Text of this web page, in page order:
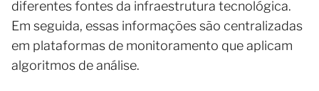
diferentes fontes da infraestrutura tecnológica.
Em seguida, essas informações são centralizadas
em plataformas de monitoramento que aplicam
algoritmos de análise.